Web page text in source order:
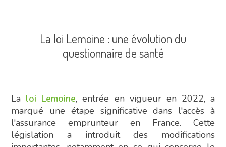
La loi Lemoine : une évolution du
questionnaire de santé
La loi Lemoine, entrée en vigueur en 2022, a
marqué une étape significative dans l'accès à
l'assurance emprunteur en France. Cette
législation a introduit des modifications